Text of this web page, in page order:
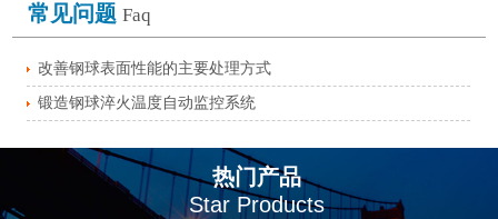
常见问题 Faq
改善钢球表面性能的主要处理方式
锻造钢球淬火温度自动监控系统
热门产品
Star Products